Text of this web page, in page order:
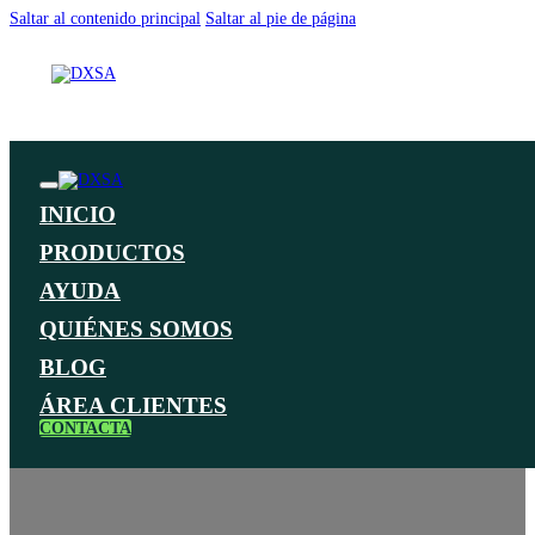
Saltar al contenido principal Saltar al pie de página
INICIO
PRODUCTOS
AYUDA
QUIÉNES SOMOS
BLOG
ÁREA CLIENTES
CONTACTA